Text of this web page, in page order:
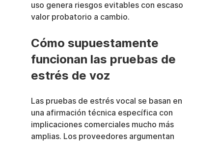
uso genera riesgos evitables con escaso
valor probatorio a cambio.
Cómo supuestamente
funcionan las pruebas de
estrés de voz
Las pruebas de estrés vocal se basan en
una afirmación técnica específica con
implicaciones comerciales mucho más
amplias. Los proveedores argumentan